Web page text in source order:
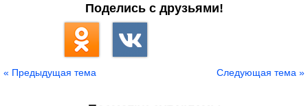
Поделись с друзьями!
« Предыдущая тема Следующая тема »